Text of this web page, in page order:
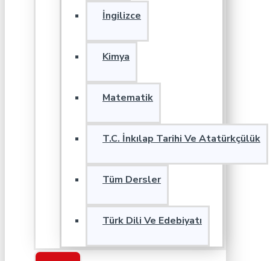
İngilizce
Kimya
Matematik
T.C. İnkılap Tarihi Ve Atatürkçülük
Tüm Dersler
Türk Dili Ve Edebiyatı